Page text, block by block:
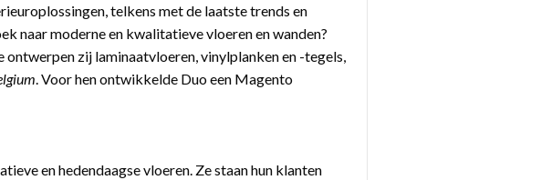
telkens met de laatste trends en
naar moderne en kwalitatieve vloeren en wanden?
zij laminaatvloeren, vinylplanken en -tegels,
. Voor hen ontwikkelde Duo een Magento
en hedendaagse vloeren. Ze staan hun klanten
Lid worden